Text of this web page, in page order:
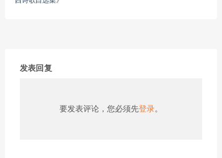
发表回复
要发表评论，您必须先登录。